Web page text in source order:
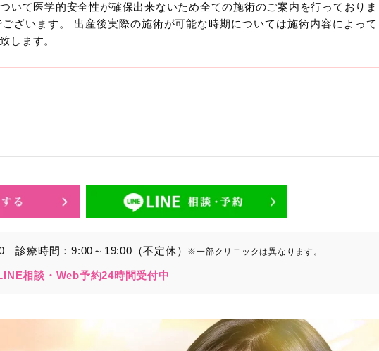
」とは、生存する個人に関する情報であって、当該情報に含まれる氏名、
識別できるもの又は個人識別符号（個人情報保護委員会の政令に準じま
までは特定の個人を識別できない情報もありますが、他の情報と組み合わ
る情報
容、ご利用日時、閲覧履歴等に関連する情報
利用状況に関する情報を含みます。）
いて医学的安全性が確保出来ないため全ての施術のご案内を行っておりま
ざいます。 出産後実際の施術が可能な時期については施術内容によって
します。
診療時間：9:00～19:00（不定休） ※一部クリニックは異なります。
相談・Web予約24時間受付中